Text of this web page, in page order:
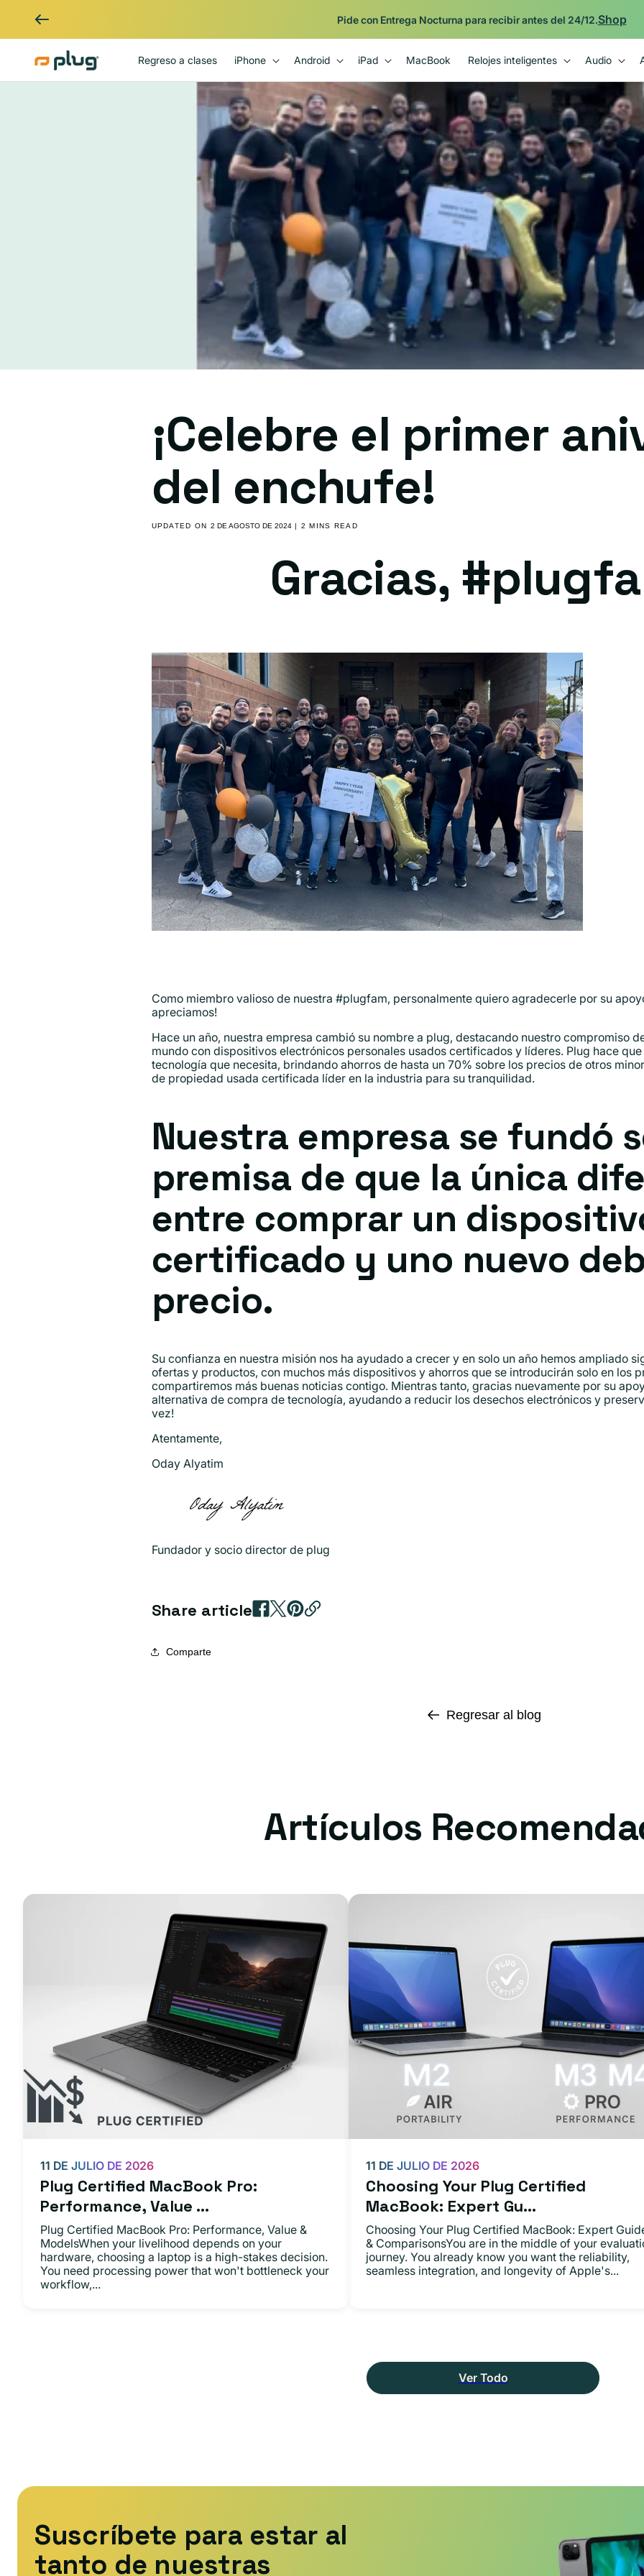
Respaldado por la garantía Plug de 12 meses.
Regreso a clases iPhone Android iPad MacBook Relojes inteligentes Audio
¡Celebre el primer
del enchufe!
UPDATED ON 2 DE AGOSTO DE 2024| 2 MINS READ
Gracias,
Como miembro valioso de nuestra #plugfam, personalmente quiero agradecerle por su
apreciamos!
Hace un año, nuestra empresa cambió su nombre a plug, destacando nuestro compromiso
mundo con dispositivos electrónicos personales usados ​​certificados y líderes. Plug hace
tecnología que necesita, brindando ahorros de hasta un 70% sobre los precios de otros
de propiedad usada certificada líder en la industria para su tranquilidad.
Nuestra empresa se fundó
premisa de que la única
entre comprar un
certificado y uno nuevo
precio.
Su confianza en nuestra misión nos ha ayudado a crecer y en solo un año hemos ampliado
ofertas y productos, con muchos más dispositivos y ahorros que se introducirán solo en los
compartiremos más buenas noticias contigo. Mientras tanto, gracias nuevamente por su
alternativa de compra de tecnología, ayudando a reducir los desechos electrónicos y
vez!
Atentamente,
Oday Alyatim
Fundador y socio director de plug
Share article
Comparte
Regresar al blog
Artículos
Plug Certified MacBook Pro:
Performance, Value ...
11 DE JULIO DE 2026
Plug Certified MacBook Pro: Performance, Value &
ModelsWhen your livelihood depends on your
hardware, choosing a laptop is a high-stakes decision.
You need processing power that won't bottleneck your
workflow,...
Choosing Your Plug Certified
MacBook: Expert Gu...
11 DE JULIO DE 2026
Choosing Your Plug Certified MacBook: Expert
& ComparisonsYou are in the middle of your
journey. You already know you want the reliability,
seamless integration, and longevity of Apple's...
Ver Todo
Suscríbete para estar al
tanto de nuestras